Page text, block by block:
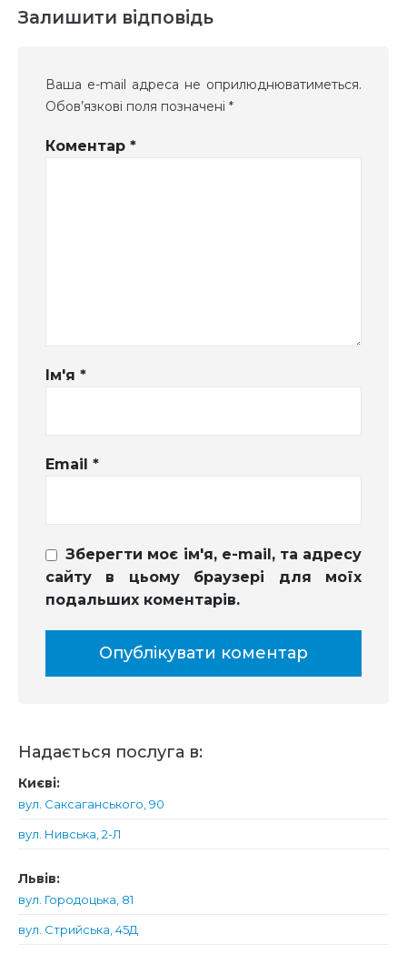
Залишити відповідь
Ваша e-mail адреса не оприлюднюватиметься.
Обов’язкові поля позначені *
Коментар *
Ім'я *
Email *
Зберегти моє ім'я, e-mail, та адресу
сайту в цьому браузері для моїх
подальших коментарів.
Надається послуга в:
Києві:
вул. Саксаганського, 90
вул. Нивська, 2-Л
Львів:
вул. Городоцька, 81
вул. Стрийська, 45Д